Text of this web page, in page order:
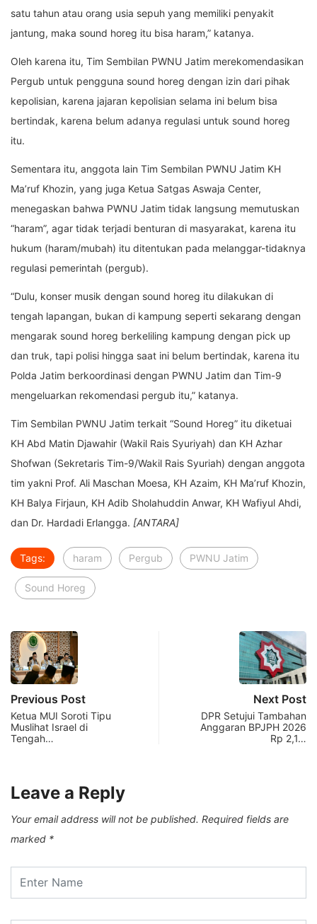
satu tahun atau orang usia sepuh yang memiliki penyakit
jantung, maka sound horeg itu bisa haram,” katanya.
Oleh karena itu, Tim Sembilan PWNU Jatim merekomendasikan
Pergub untuk pengguna sound horeg dengan izin dari pihak
kepolisian, karena jajaran kepolisian selama ini belum bisa
bertindak, karena belum adanya regulasi untuk sound horeg
itu.
Sementara itu, anggota lain Tim Sembilan PWNU Jatim KH
Ma’ruf Khozin, yang juga Ketua Satgas Aswaja Center,
menegaskan bahwa PWNU Jatim tidak langsung memutuskan
“haram”, agar tidak terjadi benturan di masyarakat, karena itu
hukum (haram/mubah) itu ditentukan pada melanggar-tidaknya
regulasi pemerintah (pergub).
“Dulu, konser musik dengan sound horeg itu dilakukan di
tengah lapangan, bukan di kampung seperti sekarang dengan
mengarak sound horeg berkeliling kampung dengan pick up
dan truk, tapi polisi hingga saat ini belum bertindak, karena itu
Polda Jatim berkoordinasi dengan PWNU Jatim dan Tim-9
mengeluarkan rekomendasi pergub itu,” katanya.
Tim Sembilan PWNU Jatim terkait “Sound Horeg” itu diketuai
KH Abd Matin Djawahir (Wakil Rais Syuriyah) dan KH Azhar
Shofwan (Sekretaris Tim-9/Wakil Rais Syuriah) dengan anggota
tim yakni Prof. Ali Maschan Moesa, KH Azaim, KH Ma’ruf Khozin,
KH Balya Firjaun, KH Adib Sholahuddin Anwar, KH Wafiyul Ahdi,
dan Dr. Hardadi Erlangga. [ANTARA]
Tags: haram Pergub PWNU Jatim
Sound Horeg
Previous Post
Ketua MUI Soroti Tipu
Muslihat Israel di
Tengah…
Next Post
DPR Setujui Tambahan
Anggaran BPJPH 2026
Rp 2,1…
Leave a Reply
Your email address will not be published. Required fields are
marked *